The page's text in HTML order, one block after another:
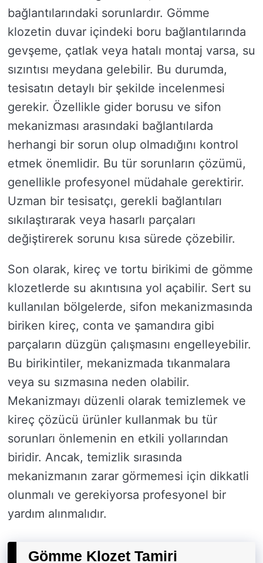
bağlantılarındaki sorunlardır. Gömme
klozetin duvar içindeki boru bağlantılarında
gevşeme, çatlak veya hatalı montaj varsa, su
sızıntısı meydana gelebilir. Bu durumda,
tesisatın detaylı bir şekilde incelenmesi
gerekir. Özellikle gider borusu ve sifon
mekanizması arasındaki bağlantılarda
herhangi bir sorun olup olmadığını kontrol
etmek önemlidir. Bu tür sorunların çözümü,
genellikle profesyonel müdahale gerektirir.
Uzman bir tesisatçı, gerekli bağlantıları
sıkılaştırarak veya hasarlı parçaları
değiştirerek sorunu kısa sürede çözebilir.
Son olarak, kireç ve tortu birikimi de gömme
klozetlerde su akıntısına yol açabilir. Sert su
kullanılan bölgelerde, sifon mekanizmasında
biriken kireç, conta ve şamandıra gibi
parçaların düzgün çalışmasını engelleyebilir.
Bu birikintiler, mekanizmada tıkanmalara
veya su sızmasına neden olabilir.
Mekanizmayı düzenli olarak temizlemek ve
kireç çözücü ürünler kullanmak bu tür
sorunları önlemenin en etkili yollarından
biridir. Ancak, temizlik sırasında
mekanizmanın zarar görmemesi için dikkatli
olunmalı ve gerekiyorsa profesyonel bir
yardım alınmalıdır.
Gömme Klozet Tamiri